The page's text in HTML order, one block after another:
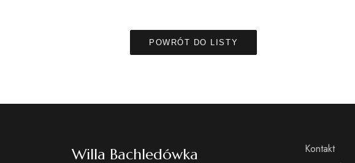
POWRÓT DO LISTY
Willa Bachledówka Kontakt